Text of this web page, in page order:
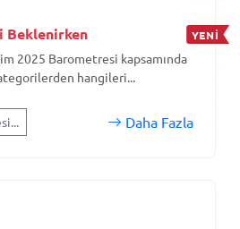
Beklenirken YENİ
2025 Barometresi kapsamında
hangileri...
Daha Fazla